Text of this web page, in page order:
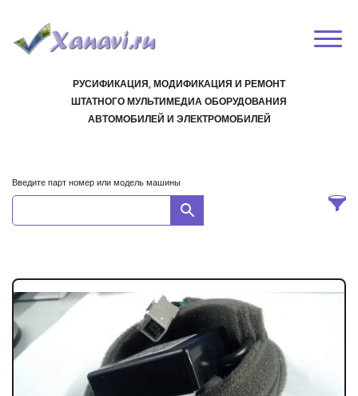
РУСИФИКАЦИЯ, МОДИФИКАЦИЯ И РЕМОНТ
ШТАТНОГО МУЛЬТИМЕДИА ОБОРУДОВАНИЯ
АВТОМОБИЛЕЙ И ЭЛЕКТРОМОБИЛЕЙ
Введите парт номер или модель машины